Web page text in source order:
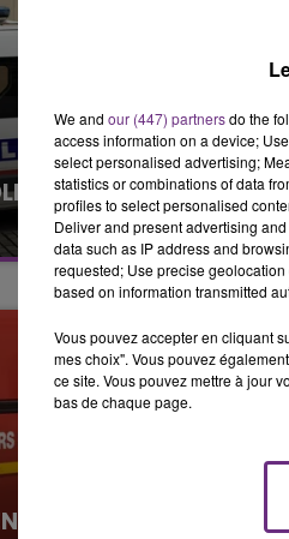
ENTRE
PAS SURVÉCU
We and our (447) partnersdo the
access information on a device;
select personalised advertising;
statistics or combinations of data
profiles to select personalised
Deliver and present advertising
data such as IP address and
requested; Use precise
based on information transmitted
Vous pouvez accepter en cliquant
mes choix". Vous pouvez
ce site. Vous pouvez mettre à jour
bas de chaque page.